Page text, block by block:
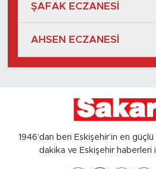
ŞAFAK ECZANESİ
AHSEN ECZANESİ
1946’dan beri Eskişehir’in en
dakika ve Eskişehir haberleri